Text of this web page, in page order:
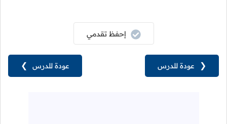
عودة للدرس ❯
إحفظ تقدمي
❮ عودة للدرس